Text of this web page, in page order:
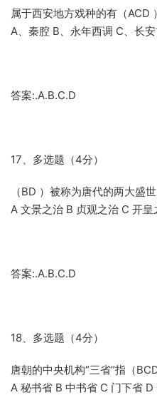
属于西安地方戏种的有（ACD
A、秦腔 B、永年西调 C、长
答案:.A.B.C.D
17、多选题（4分）
（BD ）被称为唐代的两大盛世
A 文景之治 B 贞观之治 C 开
答案:.A.B.C.D
18、多选题（4分）
唐朝的中央机构“三省”指（BCD
A 秘书省 B 中书省 C 门下省 D